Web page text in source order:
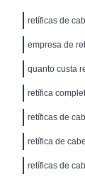
retíficas de
empresa de
quanto custa
retífica
retíficas de
retífica de
retíficas de